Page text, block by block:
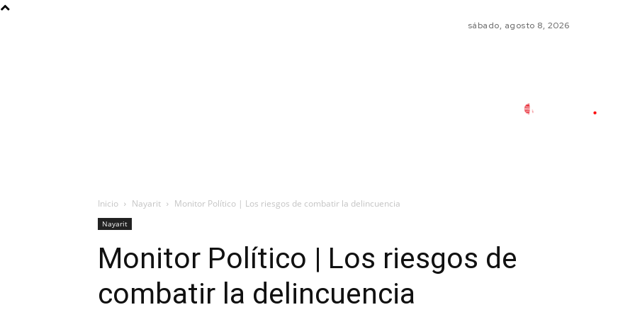
sábado, agosto 8, 2026
Inicio Nayarit Monitor Político | Los riesgos de combatir la delincuencia
Nayarit
Monitor Político | Los riesgos de
combatir la delincuencia